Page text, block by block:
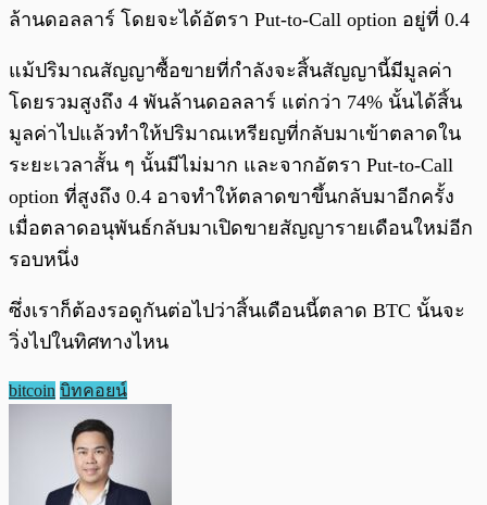
ล้านดอลลาร์ โดยจะได้อัตรา Put-to-Call option อยู่ที่ 0.4
แม้ปริมาณสัญญาซื้อขายที่กำลังจะสิ้นสัญญานี้มีมูลค่า
โดยรวมสูงถึง 4 พันล้านดอลลาร์ แต่กว่า 74% นั้นได้สิ้น
มูลค่าไปแล้วทำให้ปริมาณเหรียญที่กลับมาเข้าตลาดใน
ระยะเวลาสั้น ๆ นั้นมีไม่มาก และจากอัตรา Put-to-Call
option ที่สูงถึง 0.4 อาจทำให้ตลาดขาขึ้นกลับมาอีกครั้ง
เมื่อตลาดอนุพันธ์กลับมาเปิดขายสัญญารายเดือนใหม่อีก
รอบหนึ่ง
ซึ่งเราก็ต้องรอดูกันต่อไปว่าสิ้นเดือนนี้ตลาด BTC นั้นจะ
วิ่งไปในทิศทางไหน
bitcoin บิทคอยน์